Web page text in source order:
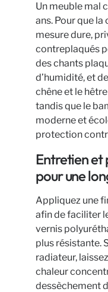
Un meuble mal
ans. Pour que
mesure dure,
contreplaqués
des chants
d’humidité, et
chêne et le
tandis que le
moderne et
protection
Entretien et
pour une
Appliquez une
afin de faciliter
vernis
plus résistante.
radiateur,
chaleur
dessèchement